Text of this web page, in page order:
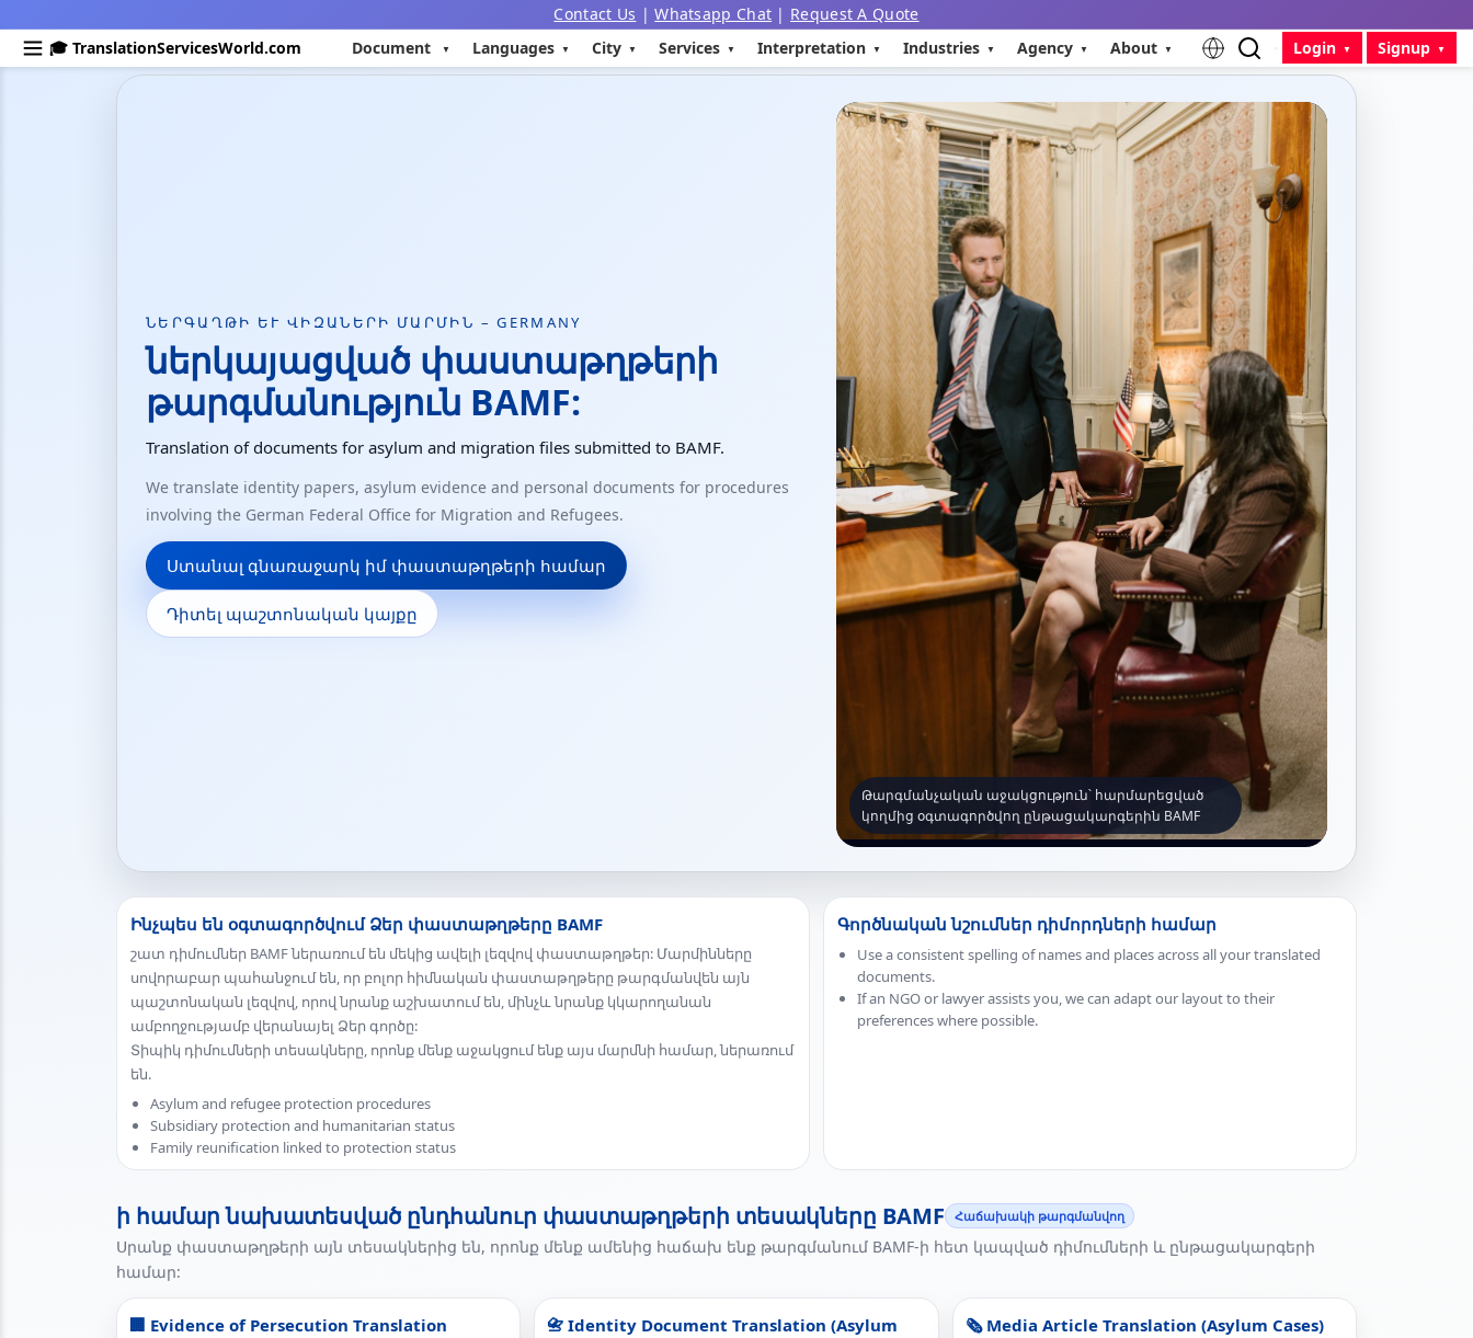
Contact Us |Whatsapp Chat | Request A Quote
🎓 TranslationServicesWorld.com
Document Languages City Services Interpretation Industries Agency About Login Signup
ՆԵՐԳԱՂԹԻ ԵՒ ՎԻԶԱՆԵՐԻ ՄԱՐՄԻՆ – GERMANY
ներկայացված փաստաթղթերի
թարգմանություն BAMF:
Translation of documents for asylum and migration files submitted to BAMF.
We translate identity papers, asylum evidence and personal documents for procedures
involving the German Federal Office for Migration and Refugees.
Ստանալ գնառաջարկ իմ փաստաթղթերի համար
Դիտել պաշտոնական կայքը
Թարգմանչական աջակցություն՝ հարմարեցված
կողմից օգտագործվող ընթացակարգերին BAMF
Ինչպես են օգտագործվում Ձեր փաստաթղթերը BAMF
շատ դիմումներ BAMF ներառում են մեկից ավելի լեզվով փաստաթղթեր: Մարմինները
սովորաբար պահանջում են, որ բոլոր հիմնական փաստաթղթերը թարգմանվեն այն
պաշտոնական լեզվով, որով նրանք աշխատում են, մինչև նրանք կկարողանան
ամբողջությամբ վերանայել Ձեր գործը:
Տիպիկ դիմումների տեսակները, որոնք մենք աջակցում ենք այս մարմնի համար, ներառում
են.
Asylum and refugee protection procedures
Subsidiary protection and humanitarian status
Family reunification linked to protection status
Գործնական նշումներ դիմորդների համար
Use a consistent spelling of names and places across all your translated
documents.
If an NGO or lawyer assists you, we can adapt our layout to their
preferences where possible.
ի համար նախատեսված ընդհանուր փաստաթղթերի տեսակները BAMF Հաճախակի թարգմանվող
Սրանք փաստաթղթերի այն տեսակներից են, որոնք մենք ամենից հաճախ ենք թարգմանում BAMF-ի հետ կապված դիմումների և ընթացակարգերի
համար:
🏢 Evidence of Persecution Translation
📇 Identity Document Translation (Asylum
🗞️ Media Article Translation (Asylum Cases)